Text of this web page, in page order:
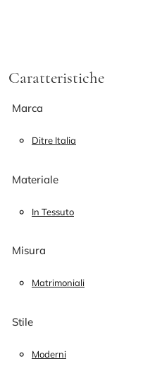
Caratteristiche
Marca
Ditre Italia
Materiale
In Tessuto
Misura
Matrimoniali
Stile
Moderni